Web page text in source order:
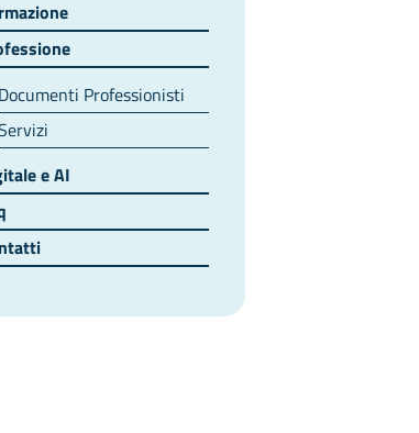
Documenti Professionisti
e AI